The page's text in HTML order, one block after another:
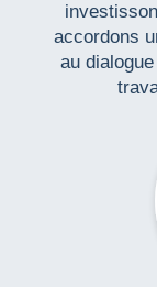
accordons
au